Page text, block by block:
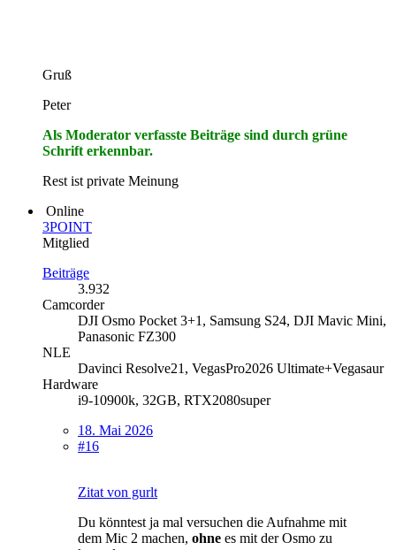
Gruß
Peter
Als Moderator verfasste Beiträge sind durch grüne
Schrift erkennbar.
Rest ist private Meinung
Online
3POINT
Mitglied
Beiträge
3.932
Camcorder
DJI Osmo Pocket 3+1, Samsung S24, DJI Mavic Mini,
Panasonic FZ300
NLE
Davinci Resolve21, VegasPro2026 Ultimate+Vegasaur
Hardware
i9-10900k, 32GB, RTX2080super
18. Mai 2026
#16
Zitat von gurlt
Du könntest ja mal versuchen die Aufnahme mit
dem Mic 2 machen, ohne es mit der Osmo zu